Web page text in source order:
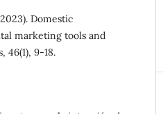
Domestic
marketing tools and
46(1), 9-18.